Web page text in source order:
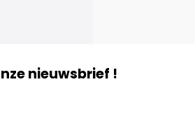
nieuwsbrief !